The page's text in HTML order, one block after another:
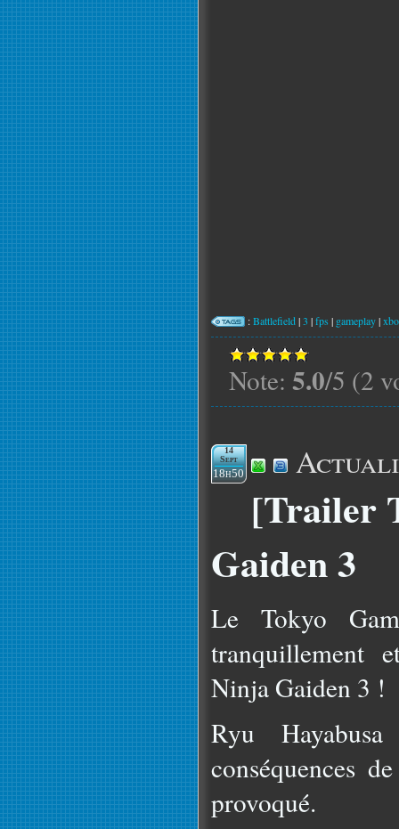
:Battlefield|3 |fps | gameplay|
Note: 5.0/5 (2
14
Sept
18h50
[Trailer
Gaiden 3
Le Tokyo
tranquillement
Ninja Gaiden 3 !
Ryu
conséquences
provoqué.